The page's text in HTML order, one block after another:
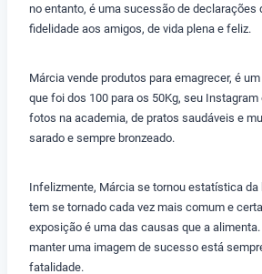
no entanto, é uma sucessão de declarações
fidelidade aos amigos, de vida plena e feliz.
Márcia vende produtos para emagrecer, é
que foi dos 100 para os 50Kg, seu
fotos na academia, de pratos saudáveis e
sarado e sempre bronzeado.
Infelizmente, Márcia se tornou estatística da
tem se tornado cada vez mais comum e
exposição é uma das causas que a
manter uma imagem de sucesso está
fatalidade.